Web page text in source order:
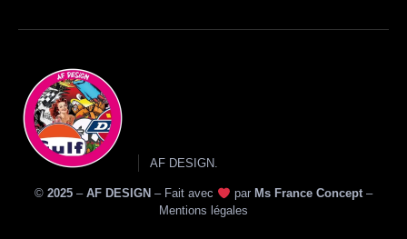
AF DESIGN.
© 2025 –AF DESIGN – Fait avec par Ms France Concept–
Mentions légales